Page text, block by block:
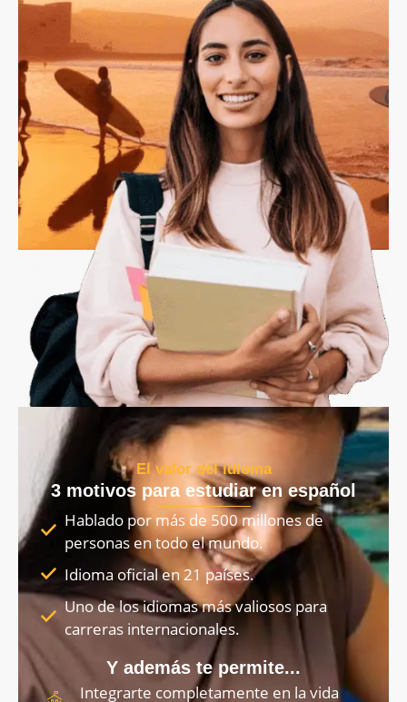
El valor del idioma
3 motivos para estudiar en español
Hablado por más de 500 millones de
personas en todo el mundo.
Idioma oficial en 21 países.
Uno de los idiomas más valiosos para
carreras internacionales.
Y además te permite...
Integrarte completamente en la vida